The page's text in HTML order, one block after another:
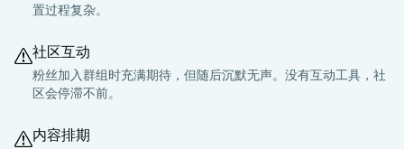
置过程复杂。
社区互动
粉丝加入群组时充满期待，但随后沉默无声。没有互动工具，社
区会停滞不前。
内容排期